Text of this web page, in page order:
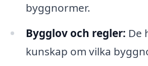
byggnormer.
Bygglov och regler: De
kunskap om vilka